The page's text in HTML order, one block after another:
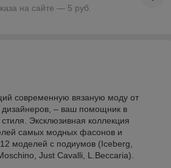
на сайте — 5 руб.
современную вязаную моду от
дизайнеров, – ваш помощник в
Эксклюзивная коллекция
самых модных фасонов и
моделей с подиумов (Iceberg,
Just Cavalli, L.Beccaria).